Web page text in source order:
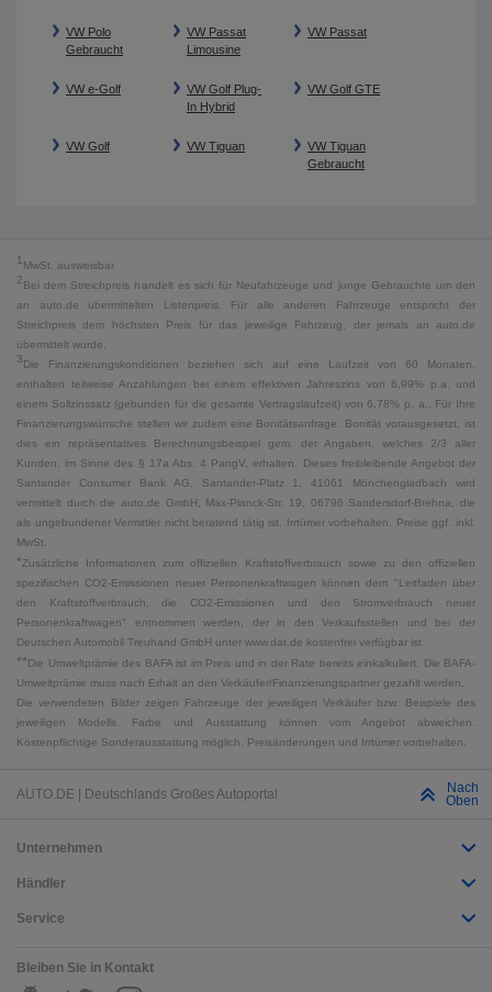
VW Polo
Gebraucht
VW Passat
Limousine
VW Passat
VW e-Golf
VW Golf Plug-
In Hybrid
VW Golf GTE
VW Golf VW Tiguan
VW Tiguan
Gebraucht
1 MwSt. ausweisbar
2Bei dem Streichpreis handelt es sich für Neufahrzeuge und junge Gebrauchte um den
an auto.de übermittelten Listenpreis. Für alle anderen Fahrzeuge entspricht der
Streichpreis dem höchsten Preis für das jeweilige Fahrzeug, der jemals an auto.de
übermittelt wurde.
3Die Finanzierungskonditionen beziehen sich auf eine Laufzeit von 60 Monaten,
enthalten teilweise Anzahlungen bei einem effektiven Jahreszins von 6,99% p.a. und
einem Sollzinssatz (gebunden für die gesamte Vertragslaufzeit) von 6,78% p. a.. Für Ihre
Finanzierungswünsche stellen wir zudem eine Bonitätsanfrage. Bonität vorausgesetzt, ist
dies ein repräsentatives Berechnungsbeispiel gem. der Angaben, welches 2/3 aller
Kunden, im Sinne des § 17a Abs. 4 PangV, erhalten. Dieses freibleibende Angebot der
Santander Consumer Bank AG, Santander-Platz 1, 41061 Mönchengladbach wird
vermittelt durch die auto.de GmbH, Max-Planck-Str. 19, 06796 Sandersdorf-Brehna, die
als ungebundener Vermittler nicht beratend tätig ist. Irrtümer vorbehalten. Preise ggf. inkl.
MwSt.
*Zusätzliche Informationen zum offiziellen Kraftstoffverbrauch sowie zu den offiziellen
spezifischen CO2-Emissionen neuer Personenkraftwagen können dem "Leitfaden über
den Kraftstoffverbrauch, die CO2-Emissionen und den Stromverbrauch neuer
Personenkraftwagen" entnommen werden, der in den Verkaufsstellen und bei der
Deutschen Automobil Treuhand GmbH unter www.dat.de kostenfrei verfügbar ist.
**Die Umweltprämie des BAFA ist im Preis und in der Rate bereits einkalkuliert. Die BAFA-
Umweltprämie muss nach Erhalt an den Verkäufer/Finanzierungspartner gezahlt werden.
Die verwendeten Bilder zeigen Fahrzeuge der jeweiligen Verkäufer bzw. Beispiele des
jeweiligen Modells. Farbe und Ausstattung können vom Angebot abweichen.
Kostenpflichtige Sonderausstattung möglich. Preisänderungen und Irrtümer vorbehalten.
AUTO.DE | Deutschlands Großes Autoportal
Nach
Oben
Unternehmen
Händler
Service
Bleiben Sie in Kontakt